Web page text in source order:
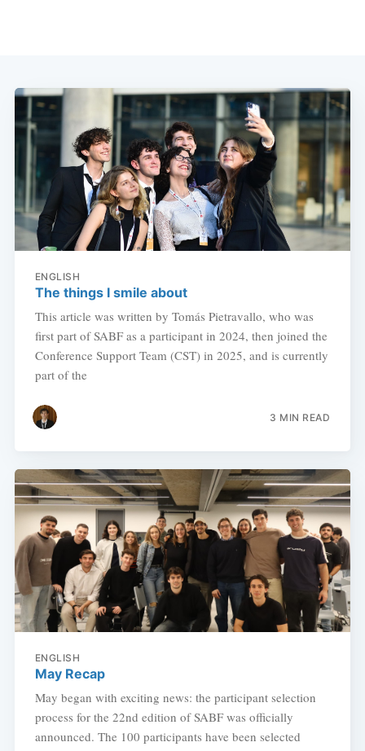
ENGLISH
The things I smile about
This article was written by Tomás Pietravallo, who was
first part of SABF as a participant in 2024, then joined the
Conference Support Team (CST) in 2025, and is currently
part of the
3 MIN READ
ENGLISH
May Recap
May began with exciting news: the participant selection
process for the 22nd edition of SABF was officially
announced. The 100 participants have been selected